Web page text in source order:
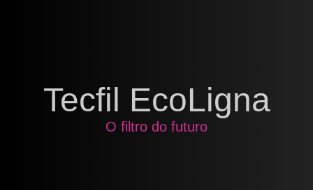
Tecfil EcoLigna
O filtro do futuro